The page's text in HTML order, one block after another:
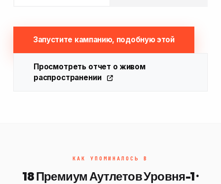
Запустите кампанию, подобную этой
Просмотреть отчет о живом
распространении
КАК УПОМИНАЛОСЬ В
18 Премиум Аутлетов Уровня-1 ·